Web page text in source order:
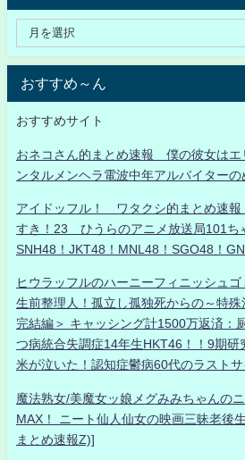
おすすめ～ん
おすすめサイト
おネコさん的まとめ速報 僕の彼女はエ
ンタルメンヘラ電波中年アルバイター
アイドッフル！ ワタクシ的まとめ速
すき！23 ひうらのアニメ放送局101ち
SNH48！JKT48！MNL48！SGO48！
ヒウラッフルのハーニーフィニッシュゴ
生前整理人！孤立し孤独死からの～特
完結編＞ キャッシング計1500万返済：
つ病統合失調症14年生HKT46！！9期研
米が泣いた！認知症鬱病60代のラスト
魔法熟女/美魔女ッ娘メグみみちゃんの
MAX！ ニート仙人仙女の映画三昧老後
まとめ速報Z)]